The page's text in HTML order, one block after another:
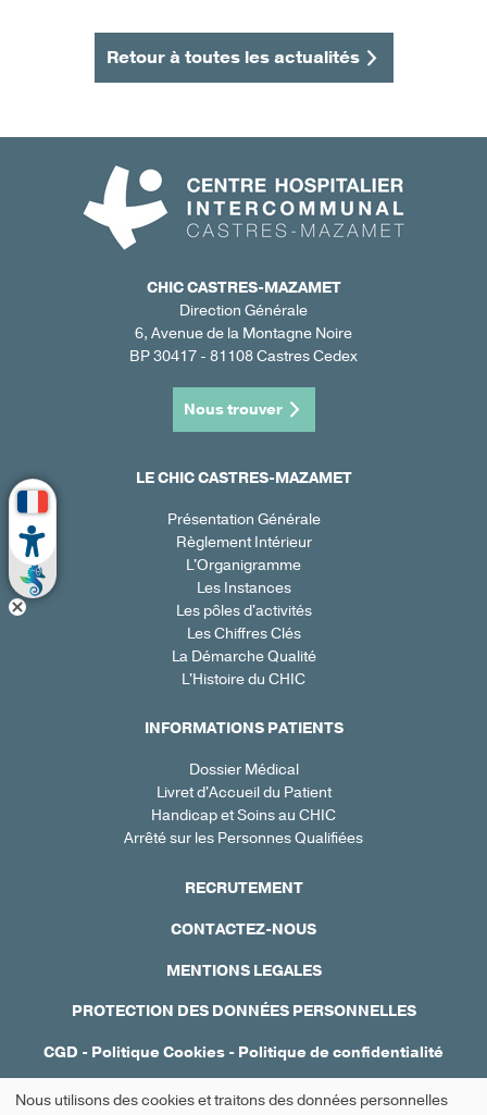
Retour à toutes les actualités
CHIC CASTRES-MAZAMET
Direction Générale
6, Avenue de la Montagne Noire
BP 30417 - 81108 Castres Cedex
Nous trouver
LE CHIC CASTRES-MAZAMET
Présentation Générale
Règlement Intérieur
L'Organigramme
Les Instances
Les pôles d'activités
Les Chiffres Clés
La Démarche Qualité
L'Histoire du CHIC
INFORMATIONS PATIENTS
Dossier Médical
Livret d'Accueil du Patient
Handicap et Soins au CHIC
Arrêté sur les Personnes Qualifiées
RECRUTEMENT
CONTACTEZ-NOUS
MENTIONS LEGALES
PROTECTION DES DONNÉES PERSONNELLES
CGD - Politique Cookies - Politique de confidentialité
Réalisation : Ascomedia
Nous utilisons des cookies et traitons des données personnelles